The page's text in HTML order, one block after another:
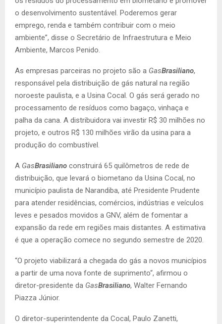
o desenvolvimento sustentável. Poderemos gerar
emprego, renda e também contribuir com o meio
ambiente”, disse o Secretário de Infraestrutura e Meio
Ambiente, Marcos Penido.
As empresas parceiras no projeto são a GasBrasiliano,
responsável pela distribuição de gás natural na região
noroeste paulista, e a Usina Cocal. O gás será gerado no
processamento de resíduos como bagaço, vinhaça e
palha da cana. A distribuidora vai investir R$ 30 milhões no
projeto, e outros R$ 130 milhões virão da usina para a
produção do combustível.
A GasBrasiliano construirá 65 quilômetros de rede de
distribuição, que levará o biometano da Usina Cocal, no
município paulista de Narandiba, até Presidente Prudente
para atender residências, comércios, indústrias e veículos
leves e pesados movidos a GNV, além de fomentar a
expansão da rede em regiões mais distantes. A estimativa
é que a operação comece no segundo semestre de 2020.
“O projeto viabilizará a chegada do gás a novos municípios
a partir de uma nova fonte de suprimento“, afirmou o
diretor-presidente da GasBrasiliano, Walter Fernando
Piazza Júnior.
O diretor-superintendente da Cocal, Paulo Zanetti,